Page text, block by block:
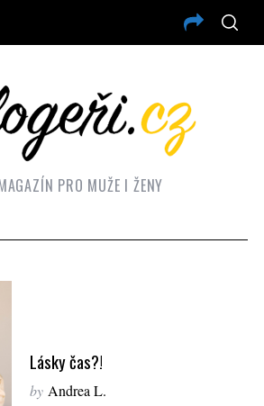
PRO MUŽE I ŽENY
Lásky čas?!
by Andrea L.